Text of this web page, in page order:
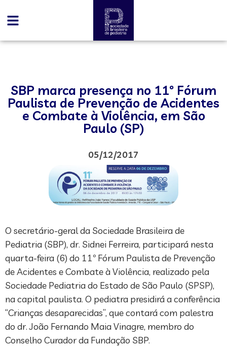
SBP marca presença no 11º Fórum
Paulista de Prevenção de Acidentes
e Combate à Violência, em São
Paulo (SP)
05/12/2017
O secretário-geral da Sociedade Brasileira de
Pediatria (SBP), dr. Sidnei Ferreira, participará nesta
quarta-feira (6) do 11º Fórum Paulista de Prevenção
de Acidentes e Combate à Violência, realizado pela
Sociedade Pediatria do Estado de São Paulo (SPSP),
na capital paulista. O pediatra presidirá a conferência
“Crianças desaparecidas”, que contará com palestra
do dr. João Fernando Maia Vinagre, membro do
Conselho Curador da Fundação SBP.